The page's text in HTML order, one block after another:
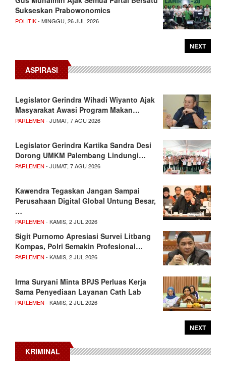
Sukseskan Prabowonomics
POLITIK- MINGGU, 26 JUL 2026
NEXT
ASPIRASI
Legislator Gerindra Wihadi Wiyanto Ajak
Masyarakat Awasi Program Makan…
PARLEMEN - JUMAT, 7 AGU 2026
Legislator Gerindra Kartika Sandra Desi
Dorong UMKM Palembang Lindungi…
PARLEMEN - JUMAT, 7 AGU 2026
Kawendra Tegaskan Jangan Sampai
Perusahaan Digital Global Untung Besar,
…
PARLEMEN - KAMIS, 2 JUL 2026
Sigit Purnomo Apresiasi Survei Litbang
Kompas, Polri Semakin Profesional…
PARLEMEN - KAMIS, 2 JUL 2026
Irma Suryani Minta BPJS Perluas Kerja
Sama Penyediaan Layanan Cath Lab
PARLEMEN - KAMIS, 2 JUL 2026
NEXT
KRIMINAL